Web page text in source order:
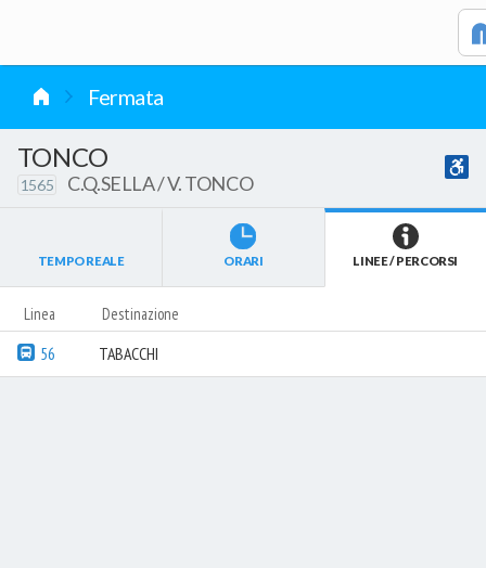
Fermata
TONCO
1565 C.Q.SELLA / V. TONCO
TEMPO REALE ORARI LINEE / PERCORSI
Linea Destinazione
56 TABACCHI